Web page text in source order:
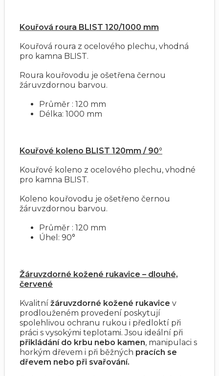
Kouřová roura BLIST 120/1000 mm
Kouřová roura z ocelového plechu, vhodná
pro kamna BLIST.
Roura kouřovodu je ošetřena černou
žáruvzdornou barvou.
Průměr : 120 mm
Délka: 1000 mm
Kouřové koleno BLIST 120mm / 90°
Kouřové koleno z ocelového plechu, vhodné
pro kamna BLIST.
Koleno kouřovodu je ošetřeno černou
žáruvzdornou barvou.
Průměr : 120 mm
Úhel: 90°
Žáruvzdorné kožené rukavice – dlouhé,
červené
Kvalitní žáruvzdorné kožené rukavice v
prodlouženém provedení poskytují
spolehlivou ochranu rukou i předloktí při
práci s vysokými teplotami. Jsou ideální při
přikládání do krbu nebo kamen, manipulaci s
horkým dřevem i při běžných pracích se
dřevem nebo při svařování.